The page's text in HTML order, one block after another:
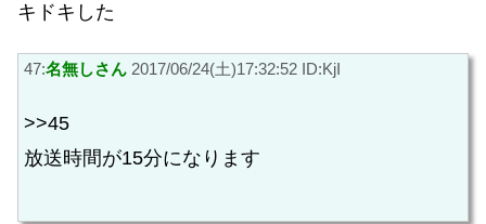
キドキした
47:名無しさん 2017/06/24(土)17:32:52 ID:KjI
>>45
放送時間が15分になります